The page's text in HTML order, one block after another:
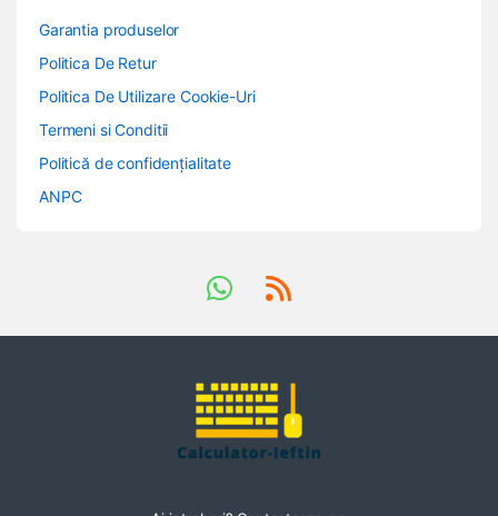
Garantia produselor
Politica De Retur
Politica De Utilizare Cookie-Uri
Termeni si Conditii
Politică de confidențialitate
ANPC